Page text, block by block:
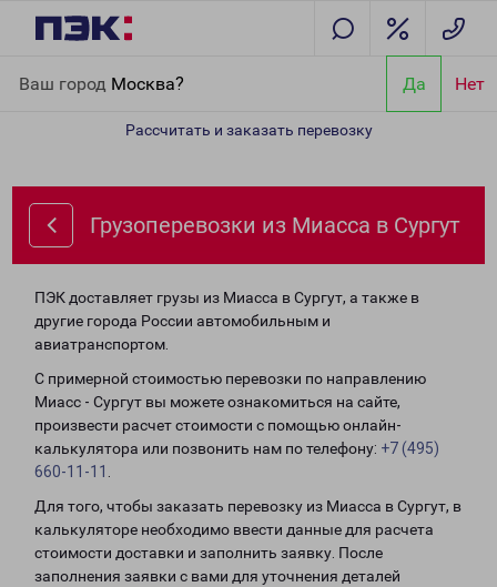
Ваш город Москва? Да Нет
Рассчитать и заказать перевозку
Грузоперевозки из Миасса в Сургут
ПЭК доставляет грузы из Миасса в Сургут, а также в
другие города России автомобильным и
авиатранспортом.
С примерной стоимостью перевозки по направлению
Миасс - Сургут вы можете ознакомиться на сайте,
произвести расчет стоимости с помощью онлайн-
калькулятора или позвонить нам по телефону: +7 (495)
660-11-11
Для того, чтобы заказать перевозку из Миасса в Сургут, в
калькуляторе необходимо ввести данные для расчета
стоимости доставки и заполнить заявку. После
заполнения заявки с вами для уточнения деталей